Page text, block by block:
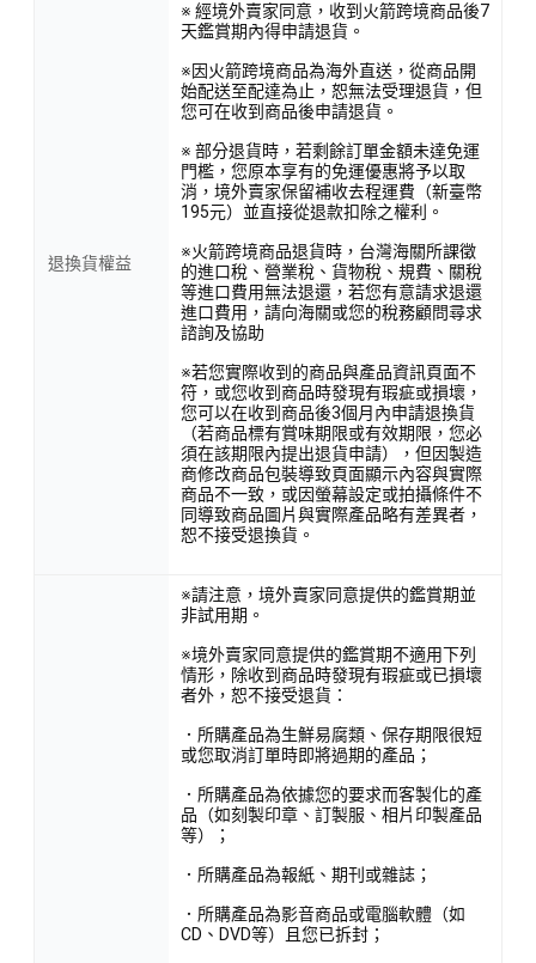
退換貨權益
※ 經境外賣家同意，收到火箭跨境商品後7
天鑑賞期內得申請退貨。
※因火箭跨境商品為海外直送，從商品開
始配送至配達為止，恕無法受理退貨，但
您可在收到商品後申請退貨。
※ 部分退貨時，若剩餘訂單金額未達免運
門檻，您原本享有的免運優惠將予以取
消，境外賣家保留補收去程運費（新臺幣
195元）並直接從退款扣除之權利。
※火箭跨境商品退貨時，台灣海關所課徵
的進口稅、營業稅、貨物稅、規費、關稅
等進口費用無法退還，若您有意請求退還
進口費用，請向海關或您的稅務顧問尋求
諮詢及協助
※若您實際收到的商品與產品資訊頁面不
符，或您收到商品時發現有瑕疵或損壞，
您可以在收到商品後3個月內申請退換貨
（若商品標有賞味期限或有效期限，您必
須在該期限內提出退貨申請），但因製造
商修改商品包裝導致頁面顯示內容與實際
商品不一致，或因螢幕設定或拍攝條件不
同導致商品圖片與實際產品略有差異者，
恕不接受退換貨。
※請注意，境外賣家同意提供的鑑賞期並
非試用期。
※境外賣家同意提供的鑑賞期不適用下列
情形，除收到商品時發現有瑕疵或已損壞
者外，恕不接受退貨：
．所購產品為生鮮易腐類、保存期限很短
或您取消訂單時即將過期的產品；
．所購產品為依據您的要求而客製化的產
品（如刻製印章、訂製服、相片印製產品
等）；
．所購產品為報紙、期刊或雜誌；
．所購產品為影音商品或電腦軟體（如
CD、DVD等）且您已拆封；